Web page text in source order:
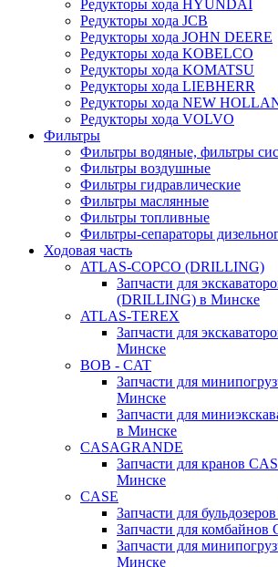
Редукторы хода HYUNDAI
Редукторы хода JCB
Редукторы хода JOHN DEERE
Редукторы хода KOBELCO
Редукторы хода KOMATSU
Редукторы хода LIEBHERR
Редукторы хода NEW
Редукторы хода VOLVO
Фильтры
Фильтры водяные, фильтры
Фильтры воздушные
Фильтры гидравлические
Фильтры маслянные
Фильтры топливные
Фильтры-сепараторы
Ходовая часть
ATLAS-COPCO (DRILLING)
Запчасти для
(DRILLING) в Минске
ATLAS-TEREX
Запчасти для
Минске
BOB - CAT
Запчасти для
Минске
Запчасти для
в Минске
CASAGRANDE
Запчасти для кранов
Минске
CASE
Запчасти для
Запчасти для
Запчасти для
Минске